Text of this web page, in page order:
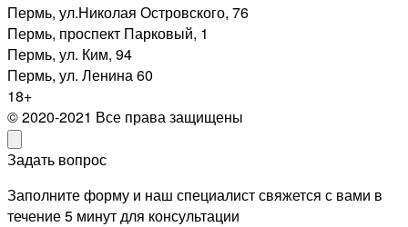
Пермь, ул.Николая Островского, 76
Пермь, проспект Парковый, 1
Пермь, ул. Ким, 94
Пермь, ул. Ленина 60
18+
© 2020-2021 Все права защищены
Задать вопрос
Заполните форму и наш специалист свяжется с вами в
течение 5 минут для консультации